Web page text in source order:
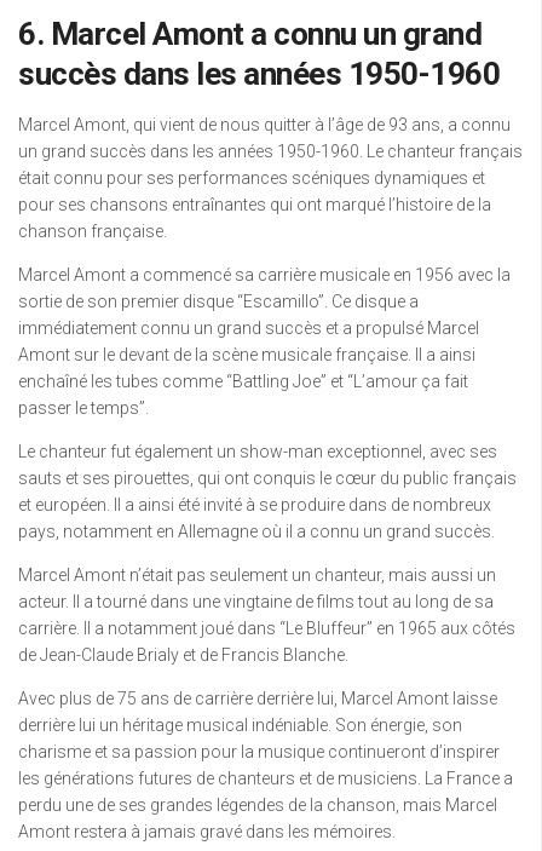
6. Marcel Amont a connu un grand
succès dans les années 1950-1960
Marcel Amont, qui vient de nous quitter à l’âge de 93 ans, a connu
un grand succès dans les années 1950-1960. Le chanteur français
était connu pour ses performances scéniques dynamiques et
pour ses chansons entraînantes qui ont marqué l’histoire de la
chanson française.
Marcel Amont a commencé sa carrière musicale en 1956 avec la
sortie de son premier disque “Escamillo”. Ce disque a
immédiatement connu un grand succès et a propulsé Marcel
Amont sur le devant de la scène musicale française. Il a ainsi
enchaîné les tubes comme “Battling Joe” et “L’amour ça fait
passer le temps”.
Le chanteur fut également un show-man exceptionnel, avec ses
sauts et ses pirouettes, qui ont conquis le cœur du public français
et européen. Il a ainsi été invité à se produire dans de nombreux
pays, notamment en Allemagne où il a connu un grand succès.
Marcel Amont n’était pas seulement un chanteur, mais aussi un
acteur. Il a tourné dans une vingtaine de films tout au long de sa
carrière. Il a notamment joué dans “Le Bluffeur” en 1965 aux côtés
de Jean-Claude Brialy et de Francis Blanche.
Avec plus de 75 ans de carrière derrière lui, Marcel Amont laisse
derrière lui un héritage musical indéniable. Son énergie, son
charisme et sa passion pour la musique continueront d’inspirer
les générations futures de chanteurs et de musiciens. La France a
perdu une de ses grandes légendes de la chanson, mais Marcel
Amont restera à jamais gravé dans les mémoires.